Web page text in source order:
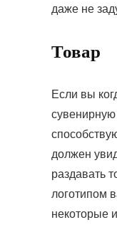
даже не
Товар
Если вы
должен
раздавать
логотипом
некоторые